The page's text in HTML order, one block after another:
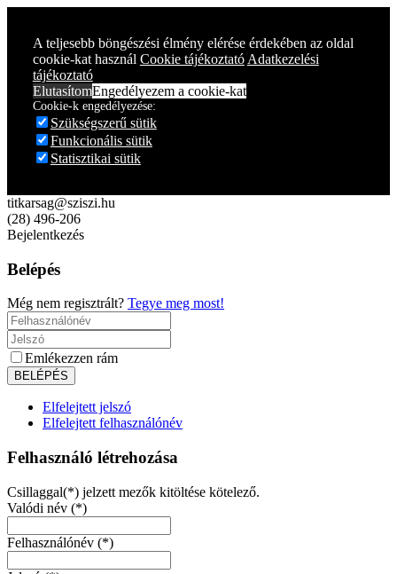
A teljesebb böngészési élmény elérése érdekében az oldal
cookie-kat használ Cookie tájékoztató Adatkezelési
tájékoztató
ElutasítomEngedélyezem a cookie-kat
Cookie-k engedélyezése:
Szükségszerű sütik
Funkcionális sütik
Statisztikai sütik
titkarsag@sziszi.hu
(28) 496-206
Bejelentkezés
Belépés
Még nem regisztrált? Tegye meg most!
Emlékezzen rám
Elfelejtett jelszó
Elfelejtett felhasználónév
Felhasználó létrehozása
Csillaggal(*) jelzett mezők kitöltése kötelező.
Valódi név (*)
Felhasználónév (*)